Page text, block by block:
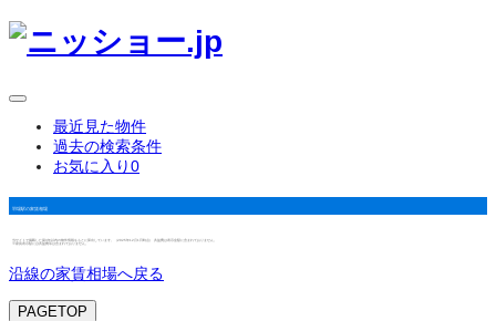
最近見た物件
過去の検索条件
お気に入り0
羽場駅の家賃相場
当サイトで掲載した築3年以内の物件情報をもとに算出しています。（2025年12月1日時点） 共益費は表示金額に含まれておりません。
※家賃表示額には共益費等は含まれておりません。
沿線の家賃相場へ戻る
PAGETOP